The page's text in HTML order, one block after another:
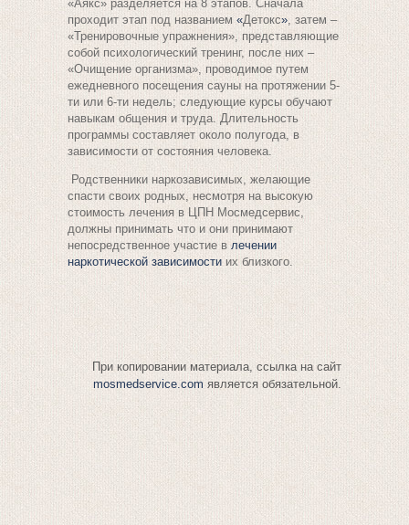
«Аякс» разделяется на 8 этапов. Сначала
проходит этап под названием«Детокс», затем –
«Тренировочные упражнения», представляющие
собой психологический тренинг, после них –
«Очищение организма», проводимое путем
ежедневного посещения сауны на протяжении 5-
ти или 6-ти недель; следующие курсы обучают
навыкам общения и труда. Длительность
программы составляет около полугода, в
зависимости от состояния человека.
Родственники наркозависимых, желающие
спасти своих родных, несмотря на высокую
стоимость лечения в ЦПН Мосмедсервис,
должны принимать что и они принимают
непосредственное участие в лечении
наркотической зависимости их близкого.
При копировании материала, ссылка на сайт
mosmedservice.com является обязательной.